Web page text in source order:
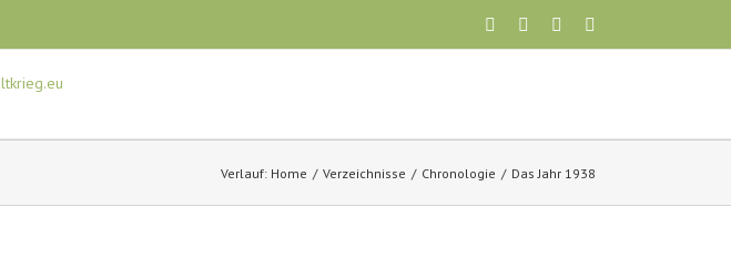
Verlauf: Home Verzeichnisse Chronologie Das Jahr 1938